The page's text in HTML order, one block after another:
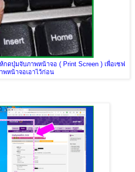
ดปุ่มจับภาพหน้าจอ ( Print Screen ) เพื่อเซฟ
พหน้าจอเอาไว้ก่อน